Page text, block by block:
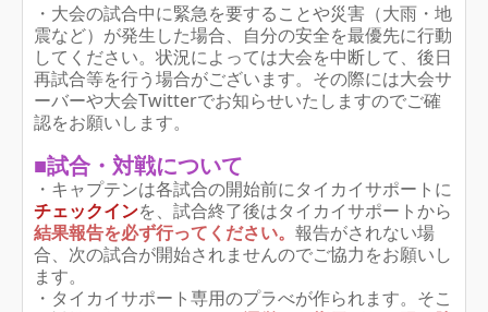
・大会の試合中に緊急を要することや災害（大雨・地
震など）が発生した場合、自分の安全を最優先に行動
してください。状況によっては大会を中断して、後日
再試合等を行う場合がございます。その際には大会サ
ーバーや大会Twitterでお知らせいたしますのでご確
認をお願いします。
■試合・対戦について
・キャプテンは各試合の開始前にタイカイサポートに
チェックインを、試合終了後はタイカイサポートから
結果報告を必ず行ってください。 報告がされない場
合、次の試合が開始されませんのでご協力をお願いし
ます。
・タイカイサポート専用のプラべが作られます。そこ